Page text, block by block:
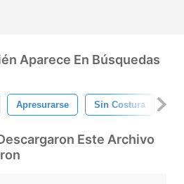
Aparece En Búsquedas
Apresurarse Sin Costura
Este Archivo